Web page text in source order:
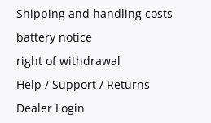
Shipping and handling costs
battery notice
right of withdrawal
Help / Support / Returns
Dealer Login